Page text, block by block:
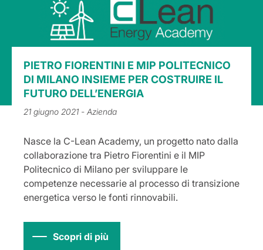
PIETRO FIORENTINI E MIP POLITECNICO
DI MILANO INSIEME PER COSTRUIRE IL
FUTURO DELL’ENERGIA
21 giugno 2021 - Azienda
Nasce la C-Lean Academy, un progetto nato dalla
collaborazione tra Pietro Fiorentini e il MIP
Politecnico di Milano per sviluppare le
competenze necessarie al processo di transizione
energetica verso le fonti rinnovabili.
Scopri di più